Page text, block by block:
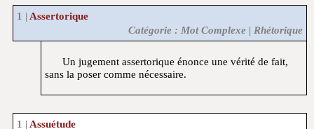
Assertorique
Catégorie : Mot Complexe | Rhétorique
Un jugement assertorique énonce une vérité de fait,
sans la poser comme nécessaire.
Assuétude